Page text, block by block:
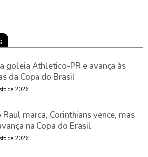
goleia Athletico-PR e avança às
da Copa do Brasil
de 2026
Raul marca, Corinthians vence, mas
na Copa do Brasil
de 2026